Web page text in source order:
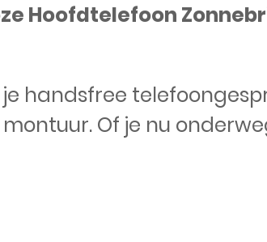
Hoofdtelefoon
handsfree
Of je nu